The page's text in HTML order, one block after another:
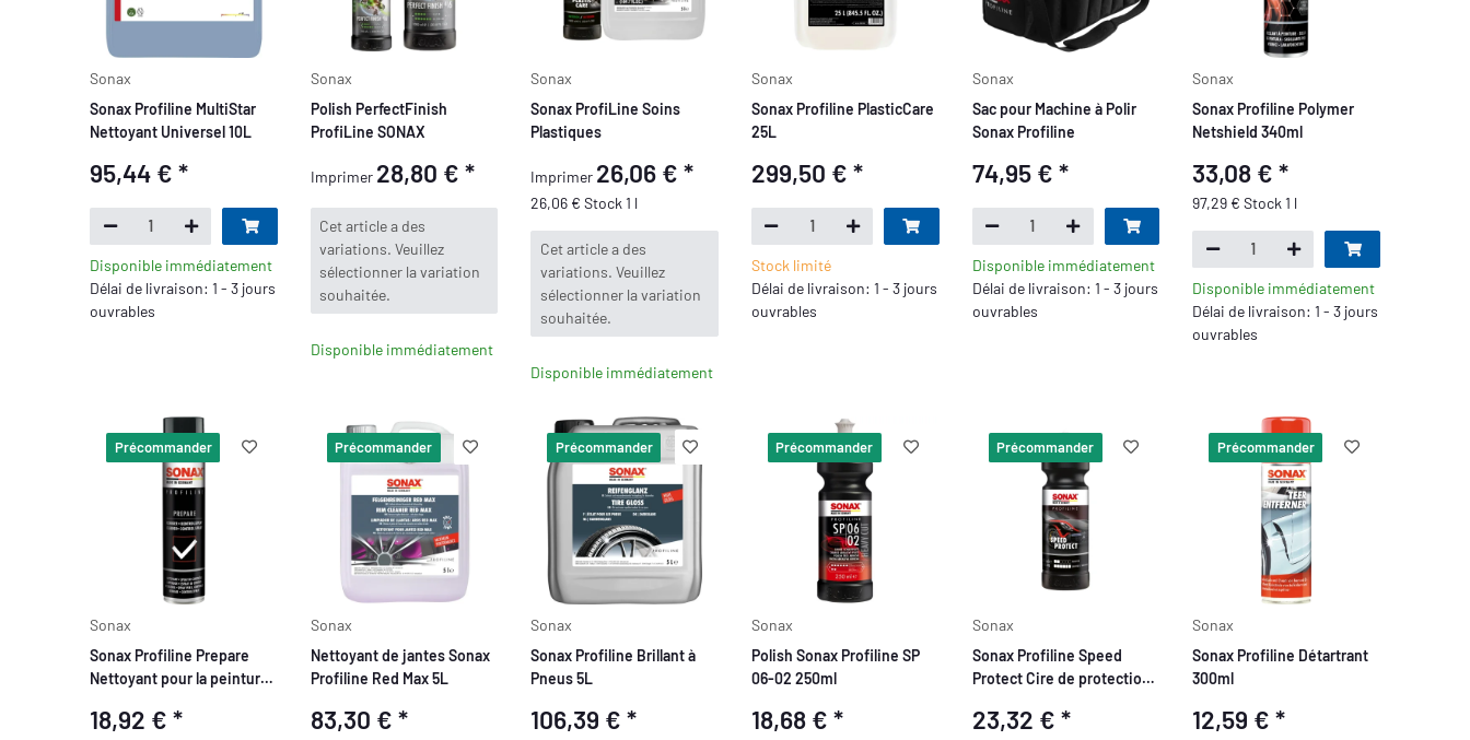
Sonax
Sonax Profiline MultiStar
Nettoyant Universel 10L
95,44 €*
Disponible immédiatement
Délai de livraison: 1 - 3 jours
ouvrables
Sonax
Polish PerfectFinish
ProfiLine SONAX
Imprimer 28,80 € *
x
Cet article a des
variations. Veuillez
sélectionner la variation
souhaitée.
Disponible immédiatement
Sonax
Sonax ProfiLine Soins
Plastiques
Imprimer 26,06 €*
26,06 € Stock 1 l
x
Cet article a des
variations. Veuillez
sélectionner la variation
souhaitée.
Disponible immédiatement
Sonax
Sonax Profiline PlasticCare
25L
299,50 € *
Stock limité
Délai de livraison: 1 - 3 jours
ouvrables
Sonax
Sac pour Machine à Polir
Sonax Profiline
74,95 € *
Disponible immédiatement
Délai de livraison: 1 - 3 jours
ouvrables
Sonax
Sonax Profiline Polymer
Netshield 340ml
33,08 €*
97,29 € Stock 1 l
Disponible immédiatement
Délai de livraison: 1 - 3 jours
ouvrables
Précommander
Sonax
Sonax Profiline Prepare
Nettoyant pour la peinture
18,92 €*
Précommander
Sonax
Nettoyant de jantes Sonax
Profiline Red Max 5L
83,30 € *
Précommander
Sonax
Sonax Profiline Brillant à
Pneus 5L
106,39 €*
Précommander
Sonax
Polish Sonax Profiline SP
06-02 250ml
18,68 € *
Précommander
Sonax
Sonax Profiline Speed
Protect Cire de protection
23,32 € *
Précommander
Sonax
Sonax Profiline Détartrant
300ml
12,59 €*